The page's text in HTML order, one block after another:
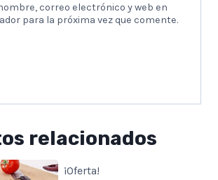
correo electrónico y web en
para la próxima vez que comente.
relacionados
¡Oferta!